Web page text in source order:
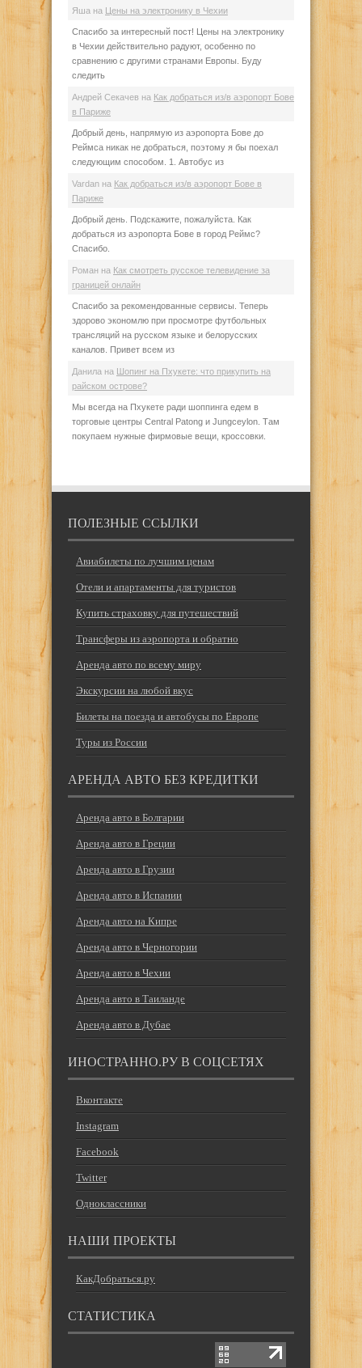
Яша на Цены на электронику в Чехии
Спасибо за интересный пост! Цены на электронику
в Чехии действительно радуют, особенно по
сравнению с другими странами Европы. Буду
следить
Андрей Секачев на Как добраться из/в аэропорт Бове
в Париже
Добрый день, напрямую из аэропорта Бове до
Реймса никак не добраться, поэтому я бы поехал
следующим способом. 1. Автобус из
Vardan на Как добраться из/в аэропорт Бове в
Париже
Добрый день. Подскажите, пожалуйста. Как
добраться из аэропорта Бове в город Реймс?
Спасибо.
Роман на Как смотреть русское телевидение за
границей онлайн
Спасибо за рекомендованные сервисы. Теперь
здорово экономлю при просмотре футбольных
трансляций на русском языке и белорусских
каналов. Привет всем из
Данила на
Шопинг на Пхукете: что прикупить на
райском острове?
Мы всегда на Пхукете ради шоппинга едем в
торговые центры Central Patong и Jungceylon. Там
покупаем нужные фирмовые вещи, кроссовки.
ПОЛЕЗНЫЕ ССЫЛКИ
Авиабилеты по лучшим ценам
Отели и апартаменты для туристов
Купить страховку для путешествий
Трансферы из аэропорта и обратно
Аренда авто по всему миру
Экскурсии на любой вкус
Билеты на поезда и автобусы по Европе
Туры из России
АРЕНДА АВТО БЕЗ КРЕДИТКИ
Аренда авто в Болгарии
Аренда авто в Греции
Аренда авто в Грузии
Аренда авто в Испании
Аренда авто на Кипре
Аренда авто в Черногории
Аренда авто в Чехии
Аренда авто в Таиланде
Аренда авто в Дубае
ИНОСТРАННО.РУ В СОЦСЕТЯХ
Вконтакте
Instagram
Facebook
Twitter
Одноклассники
НАШИ ПРОЕКТЫ
КакДобраться.ру
СТАТИСТИКА